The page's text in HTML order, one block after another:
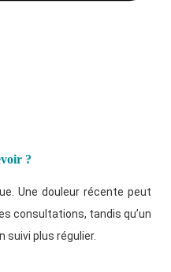
?
Une douleur récente peut
consultations, tandis qu’un
suivi plus régulier.